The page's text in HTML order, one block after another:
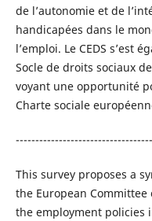
de l’autonomie et de
handicapées dans le
l’emploi. Le CEDS s’est
Socle de droits sociaux
voyant une opportunité
Charte sociale
This survey proposes a
the European Committee
the employment policies